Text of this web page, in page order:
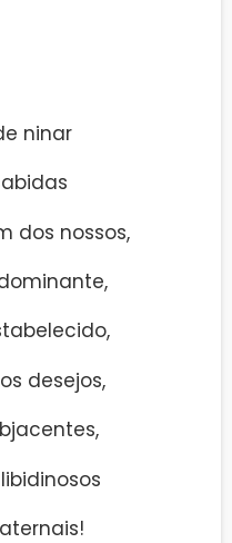
ninar
dos nossos,
desejos,